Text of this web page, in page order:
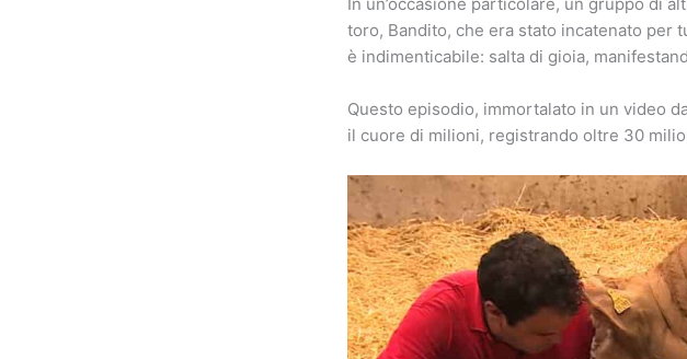
In un’occasione particolare, un gruppo di
toro, Bandito, che era stato incatenato per
è indimenticabile: salta di gioia,
Questo episodio, immortalato in un video
il cuore di milioni, registrando oltre 30